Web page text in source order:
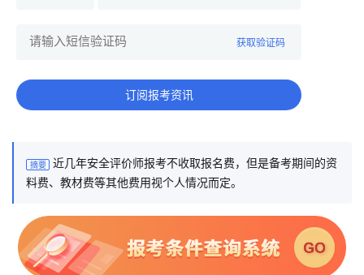
获取验证码
订阅报考资讯
摘要
近几年安全评价师报考不收取报名费，但是备考期间的资
料费、教材费等其他费用视个人情况而定。